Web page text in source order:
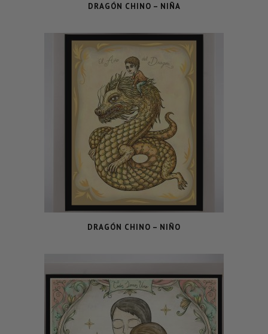
DRAGÓN CHINO – NIÑA
DRAGÓN CHINO – NIÑO